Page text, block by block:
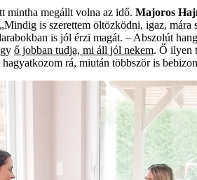
mintha megállt volna az idő. Majoros
is szerettem öltözködni, igaz,
is jól érzi magát. – Abszolút
ő jobban tudja, mi áll jól nekem. Ő ilyen
rá, miután többször is